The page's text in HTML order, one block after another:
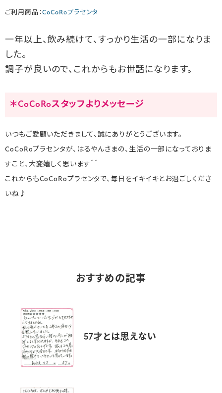
ご利用商品：CoCoRoプラセンタ
一年以上、飲み続けて、すっかり生活の一部になりま
した。
調子が良いので、これからもお世話になります。
＊CoCoRoスタッフよりメッセージ
いつもご愛顧いただきまして、誠にありがとうございます。
CoCoRoプラセンタが、はるやんさまの、生活の一部になっておりま
すこと、大変嬉しく思います＾＾
これからもCoCoRoプラセンタで、毎日をイキイキとお過ごしくださ
いね♪
おすすめの記事
57才とは思えない